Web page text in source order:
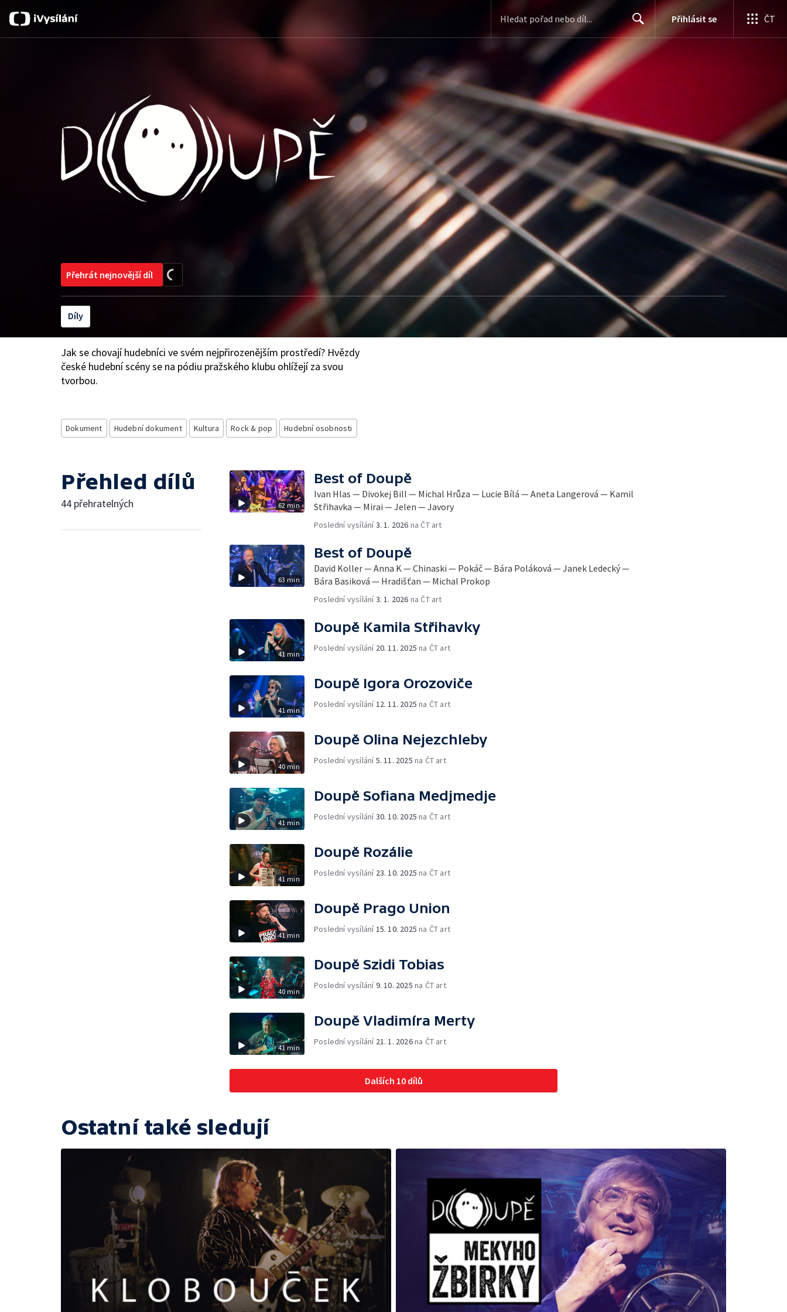
Search
Přihlásit se ČT
Přehrát nejnovější díl
Díly
Jak se chovají hudebníci ve svém nejpřirozenějším prostředí? Hvězdy
české hudební scény se na pódiu pražského klubu ohlížejí za svou
tvorbou.
Dokument Hudební dokument Kultura Rock & pop Hudební osobnosti
Přehled dílů
44 přehratelných 62 min
Best of Doupě
Ivan Hlas — Divokej Bill — Michal Hrůza — Lucie Bílá — Aneta Langerová — Kamil
Střihavka — Mirai — Jelen — Javory
Poslední vysílání3. 1. 2026 na ČT art
63 min
Best of Doupě
David Koller — Anna K — Chinaski — Pokáč — Bára Poláková — Janek Ledecký —
Bára Basiková — Hradišťan — Michal Prokop
Poslední vysílání3. 1. 2026 na ČT art
41 min
Doupě Kamila Střihavky
Poslední vysílání 20. 11. 2025 na ČT art
41 min
Doupě Igora Orozoviče
Poslední vysílání12. 11. 2025 na ČT art
40 min
Doupě Olina Nejezchleby
Poslední vysílání5. 11. 2025 na ČT art
41 min
Doupě Sofiana Medjmedje
Poslední vysílání30. 10. 2025 na ČT art
41 min
Doupě Rozálie
Poslední vysílání 23. 10. 2025 na ČT art
41 min
Doupě Prago Union
Poslední vysílání15. 10. 2025 na ČT art
40 min
Doupě Szidi Tobias
Poslední vysílání9. 10. 2025 na ČT art
41 min
Doupě Vladimíra Merty
Poslední vysílání 21. 1. 2026na ČT art
Dalších 10 dílů
Ostatní také sledují